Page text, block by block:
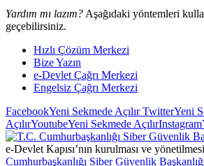
Yardım mı lazım? Aşağıdaki yöntemleri
geçebilirsiniz.
Hızlı Çözüm Merkezi
Bize Yazın
e-Devlet Çağrı Merkezi
Engelsiz Çağrı Merkezi
FacebookYeni Sekmede AçılırTwitterYeni
AçılırYoutubeYeni Sekmede AçılırInstagram
e-Devlet Kapısı’nın kurulması ve
Cumhurbaşkanlığı Siber Güvenlik